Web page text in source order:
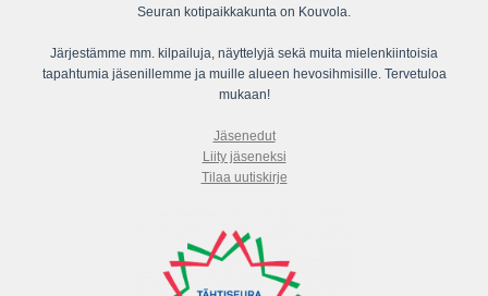
Seuran kotipaikkakunta on Kouvola.
Järjestämme mm. kilpailuja, näyttelyjä sekä muita mielenkiintoisia
tapahtumia jäsenillemme ja muille alueen hevosihmisille. Tervetuloa
mukaan!
Jäsenedut
Liity jäseneksi
Tilaa uutiskirje